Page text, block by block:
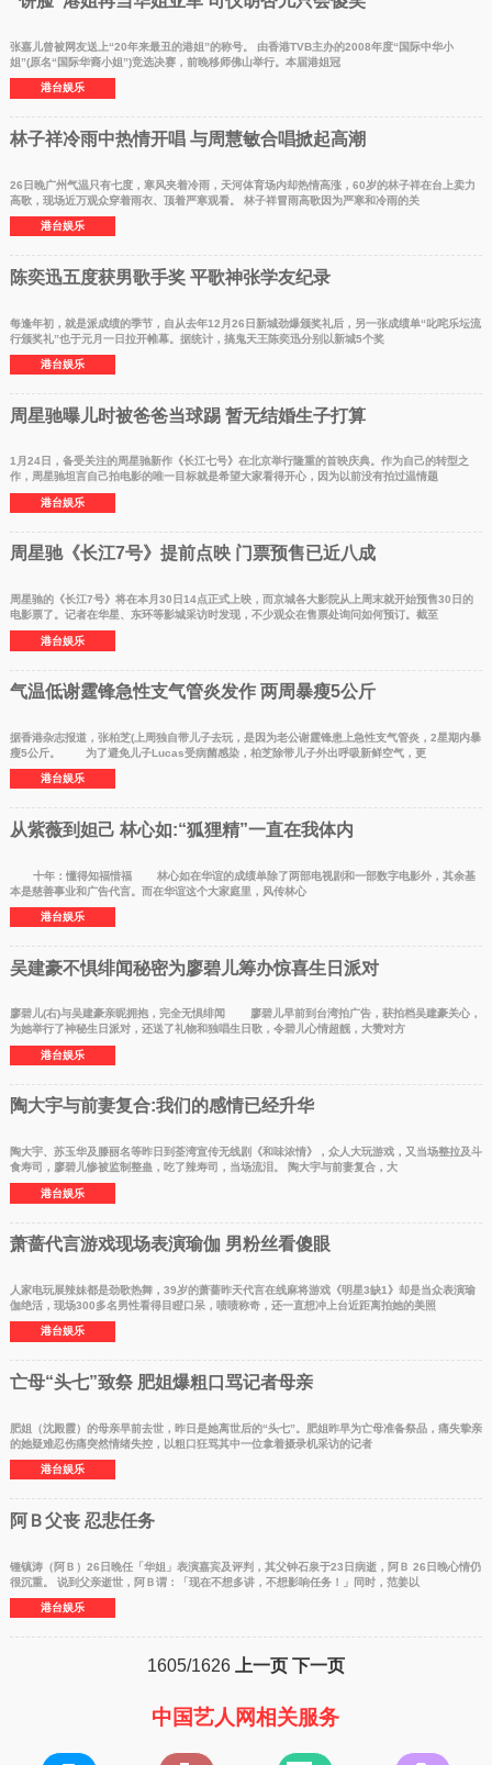
张嘉儿曾被网友送上“20年来最丑的港姐”的称号。 由香港TVB主办的2008年度“国际中华小
姐”(原名“国际华裔小姐”)竞选决赛，前晚移师佛山举行。本届港姐冠
港台娱乐
林子祥冷雨中热情开唱 与周慧敏合唱掀起高潮
26日晚广州气温只有七度，寒风夹着冷雨，天河体育场内却热情高涨，60岁的林子祥在台上卖力
高歌，现场近万观众穿着雨衣、顶着严寒观看。 林子祥冒雨高歌因为严寒和冷雨的关
港台娱乐
陈奕迅五度获男歌手奖 平歌神张学友纪录
每逢年初，就是派成绩的季节，自从去年12月26日新城劲爆颁奖礼后，另一张成绩单“叱咤乐坛流
行颁奖礼”也于元月一日拉开帷幕。据统计，搞鬼天王陈奕迅分别以新城5个奖
港台娱乐
周星驰曝儿时被爸爸当球踢 暂无结婚生子打算
1月24日，备受关注的周星驰新作《长江七号》在北京举行隆重的首映庆典。作为自己的转型之
作，周星驰坦言自己拍电影的唯一目标就是希望大家看得开心，因为以前没有拍过温情题
港台娱乐
周星驰《长江7号》提前点映 门票预售已近八成
周星驰的《长江7号》将在本月30日14点正式上映，而京城各大影院从上周末就开始预售30日的
电影票了。记者在华星、东环等影城采访时发现，不少观众在售票处询问如何预订。截至
港台娱乐
气温低谢霆锋急性支气管炎发作 两周暴瘦5公斤
据香港杂志报道，张柏芝(上周独自带儿子去玩，是因为老公谢霆锋患上急性支气管炎，2星期内暴
瘦5公斤。 为了避免儿子Lucas受病菌感染，柏芝除带儿子外出呼吸新鲜空气，更
港台娱乐
从紫薇到妲己 林心如:“狐狸精”一直在我体内
十年：懂得知福惜福 林心如在华谊的成绩单除了两部电视剧和一部数字电影外，其余基
本是慈善事业和广告代言。而在华谊这个大家庭里，风传林心
港台娱乐
吴建豪不惧绯闻秘密为廖碧儿筹办惊喜生日派对
廖碧儿(右)与吴建豪亲昵拥抱，完全无惧绯闻 廖碧儿早前到台湾拍广告，获拍档吴建豪关心，
为她举行了神秘生日派对，还送了礼物和独唱生日歌，令碧儿心情超靓，大赞对方
港台娱乐
陶大宇与前妻复合:我们的感情已经升华
陶大宇、苏玉华及滕丽名等昨日到荃湾宣传无线剧《和味浓情》，众人大玩游戏，又当场整拉及斗
食寿司，廖碧儿惨被监制整蛊，吃了辣寿司，当场流泪。 陶大宇与前妻复合，大
港台娱乐
萧蔷代言游戏现场表演瑜伽 男粉丝看傻眼
人家电玩展辣妹都是劲歌热舞，39岁的萧蔷昨天代言在线麻将游戏《明星3缺1》却是当众表演瑜
伽绝活，现场300多名男性看得目瞪口呆，啧啧称奇，还一直想冲上台近距离拍她的美照
港台娱乐
亡母“头七”致祭 肥姐爆粗口骂记者母亲
肥姐（沈殿霞）的母亲早前去世，昨日是她离世后的“头七”。肥姐昨早为亡母准备祭品，痛失挚亲
的她疑难忍伤痛突然情绪失控，以粗口狂骂其中一位拿着摄录机采访的记者
港台娱乐
阿Ｂ父丧 忍悲任务
锺镇涛（阿Ｂ）26日晚任「华姐」表演嘉宾及评判，其父钟石泉于23日病逝，阿Ｂ 26日晚心情仍
很沉重。 说到父亲逝世，阿Ｂ谓：「现在不想多讲，不想影响任务！」同时，范姜以
港台娱乐
1605/1626 上一页 下一页
中国艺人网相关服务